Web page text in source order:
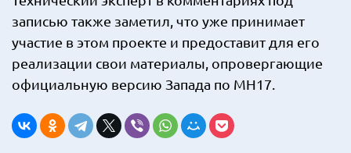
записью также заметил, что уже принимает
участие в этом проекте и предоставит для его
реализации свои материалы, опровергающие
официальную версию Запада по MH17.